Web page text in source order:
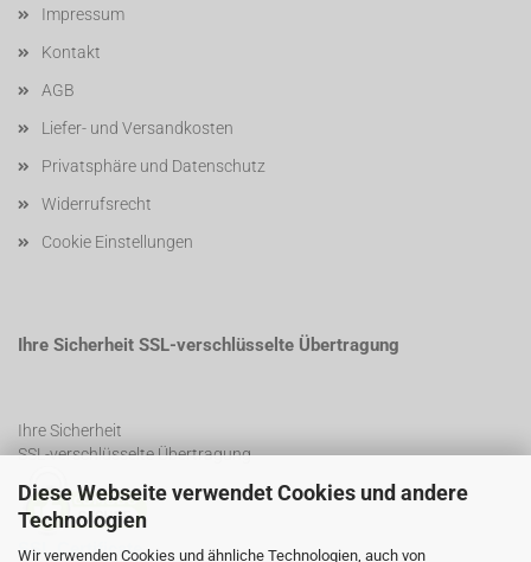
Diese Webseite verwendet Cookies und andere
Technologien
Wir verwenden Cookies und ähnliche Technologien, auch von
Impressum
Kontakt
AGB
Liefer- und Versandkosten
Privatsphäre und Datenschutz
Widerrufsrecht
Cookie Einstellungen
Ihre Sicherheit SSL-verschlüsselte Übertragung
Ihre Sicherheit
SSL-verschlüsselte Übertragung
SSL Certificate